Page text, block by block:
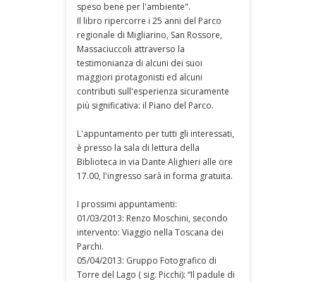
speso bene per l'ambiente".
Il libro ripercorre i 25 anni del Parco
regionale di Migliarino, San Rossore,
Massaciuccoli attraverso la
testimonianza di alcuni dei suoi
maggiori protagonisti ed alcuni
contributi sull'esperienza sicuramente
più significativa: il Piano del Parco.
L'appuntamento per tutti gli interessati,
è presso la sala di lettura della
Biblioteca in via Dante Alighieri alle ore
17.00, l'ingresso sarà in forma gratuita.
I prossimi appuntamenti:
01/03/2013: Renzo Moschini, secondo
intervento: Viaggio nella Toscana dei
Parchi.
05/04/2013: Gruppo Fotografico di
Torre del Lago ( sig. Picchi): “Il padule di